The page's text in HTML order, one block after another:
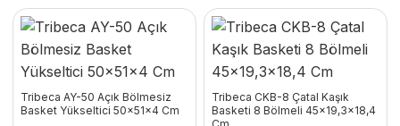
Tribeca AY-50 Açık Bölmesiz
Basket Yükseltici 50x51x4 Cm
Tribeca CKB-8 Çatal Kaşık
Basketi 8 Bölmeli 45×19,3×18,4